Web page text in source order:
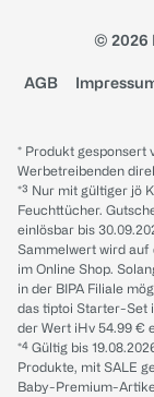
© 2026
AGB
* Produkt gesponsert
Werbetreibenden
*³ Nur mit gültiger jö
Feuchttücher.
einlösbar bis
Sammelwert wird auf
im Online Shop.
in der BIPA Filiale
das tiptoi Starter-Set
der Wert iHv 54.99 €
*⁴ Gültig bis
Produkte, mit SALE
Baby-Premium-